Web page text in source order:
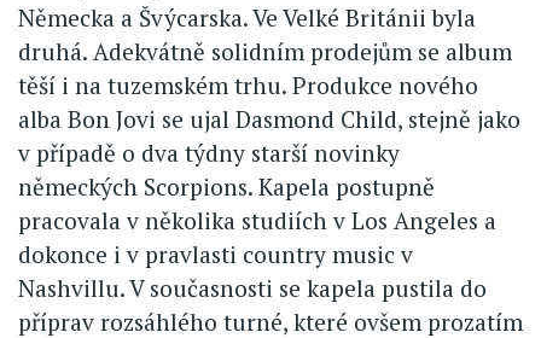
Německa a Švýcarska. Ve Velké Británii byla
druhá. Adekvátně solidním prodejům se album
těší i na tuzemském trhu. Produkce nového
alba Bon Jovi se ujal Dasmond Child, stejně jako
v případě o dva týdny starší novinky
německých Scorpions. Kapela postupně
pracovala v několika studiích v Los Angeles a
dokonce i v pravlasti country music v
Nashvillu. V současnosti se kapela pustila do
příprav rozsáhlého turné, které ovšem prozatím